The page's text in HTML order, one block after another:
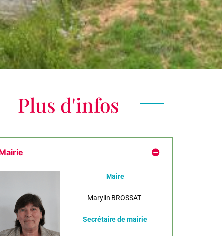
Plus d'infos
Maire
Marylin BROSSAT
Secrétaire de mairie